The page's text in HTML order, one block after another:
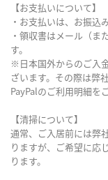
【お支払いについて】
・お支払いは、お振込
・領収書はメール（ま
す。
※日本国外からのご入
ざいます。その際は弊
PayPalのご利用明細を
【清掃について】
通常、ご入居前には弊
りますが、ご希望に応
ります。